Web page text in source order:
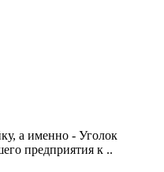
а именно - Уголок
предприятия к ..